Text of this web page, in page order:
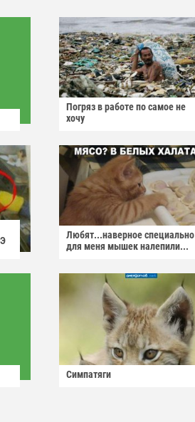
Погряз в работе по самое не
хочу
Любят...наверное специально
для меня мышек налепили...
Симпатяги